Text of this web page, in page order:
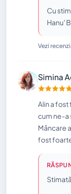
Cu
Hanu'
Vezi
Simina
Alin a
cum ne-a
Mâncare
fost